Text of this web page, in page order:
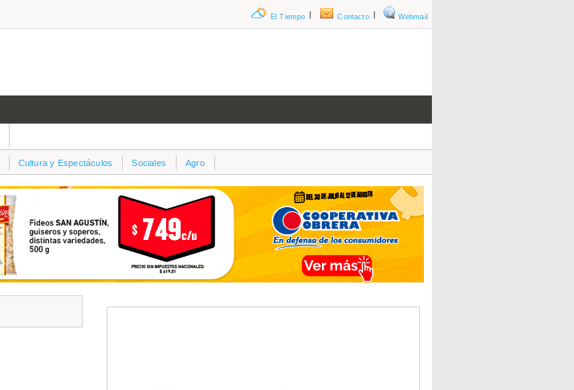
Webmail
|
Contacto
|
El Tiempo
Cultura y Espectáculos Sociales Agro